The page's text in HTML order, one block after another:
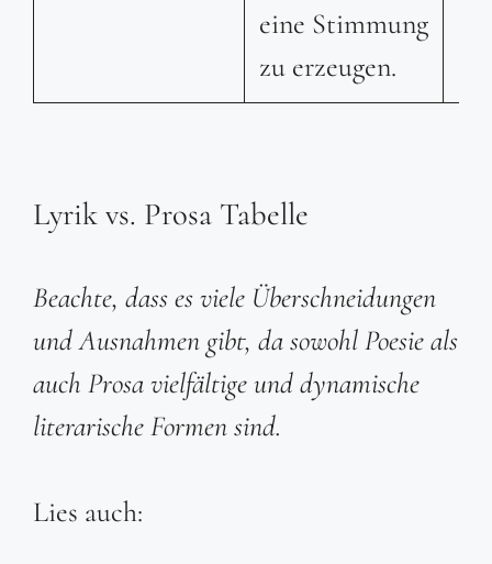
eine Stimmung
zu erzeugen.
Lyrik vs. Prosa Tabelle
Beachte, dass es viele Überschneidungen
und Ausnahmen gibt, da sowohl Poesie als
auch Prosa vielfältige und dynamische
literarische Formen sind.
Lies auch: